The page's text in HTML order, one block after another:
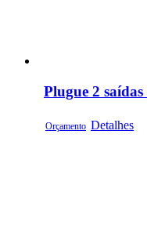
Plugue 2
Orçamento Detalhes